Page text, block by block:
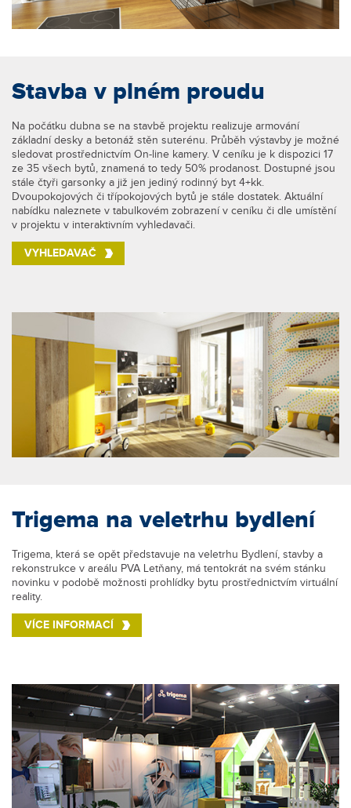
Stavba v plném proudu
Na počátku dubna se na stavbě projektu realizuje armování
základní desky a betonáž stěn suterénu. Průběh výstavby je možné
sledovat prostřednictvím On-line kamery. V ceníku je k dispozici 17
ze 35 všech bytů, znamená to tedy 50% prodanost. Dostupné jsou
stále čtyři garsonky a již jen jediný rodinný byt 4+kk.
Dvoupokojových či třípokojových bytů je stále dostatek. Aktuální
nabídku naleznete v tabulkovém zobrazení v ceníku či dle umístění
v projektu v interaktivním vyhledavači.
VYHLEDAVAČ
Trigema na veletrhu bydlení
Trigema, která se opět představuje na veletrhu Bydlení, stavby a
rekonstrukce v areálu PVA Letňany, má tentokrát na svém stánku
novinku v podobě možnosti prohlídky bytu prostřednictvím virtuální
reality.
VÍCE INFORMACÍ